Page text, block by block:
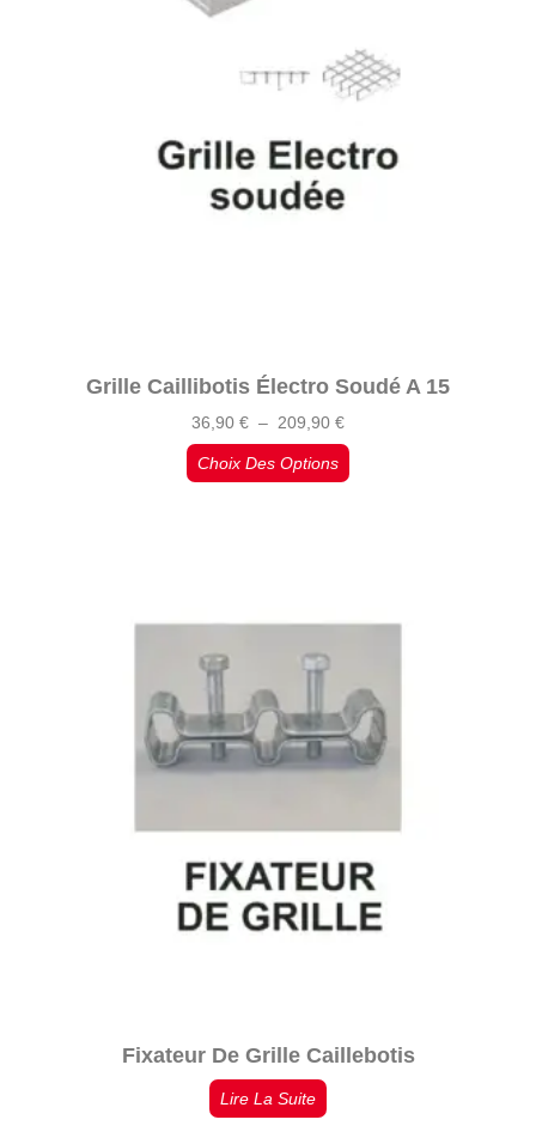
Grille Caillibotis Électro Soudé A 15
36,90 € – 209,90 €
Choix Des Options
Fixateur De Grille Caillebotis
Lire La Suite